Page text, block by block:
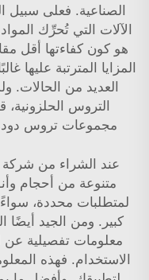
الصناعية. فعلى سبيل
الآلات التي تُحرِّك
هو كون كفاءتها أقل
المزايا المترتبة عليها
العديد من
التروس الحلزونية،
مجموعات تروس
عند الشراء من
متنوعة من أحجام
لمتطلبات محددة،
كبير. ومن الجيد أيضًا
معلومات تفصيلية عن
الاستخدام. فهذه